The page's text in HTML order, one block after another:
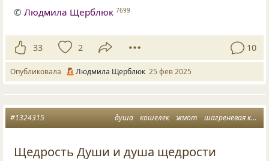
©Людмила Щерблюк 7699
33 2 10
Опубликовала Людмила Щерблюк 25 фев 2025
душа кошелек жмот шагреневая кожа
#1324315
Щедрость Души и душа щедрости